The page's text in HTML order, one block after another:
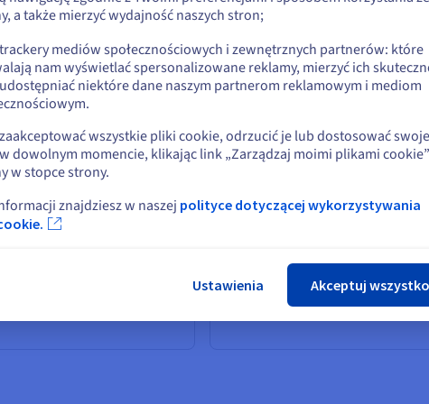
dla nowoczesnego
twarzy. Tasieć
jest
aby
ludzką korę
umożliwiając jej
wykrywanie
krawędzi i cech w
w sposób
co czyni ją idealną
złożonych danych
twarzy.
rozpoznawanie 2D analizuje
standardowe płaskie zdjęcie lub
obraz wideo. Chociaż szybkie,
może być podatne na zmiany
oświetlenia lub kąta. Bardziej
zaawansowane technologie,
Face ID), wykorzystują
rozpoznawanie 3D. Dzięki
zastosowaniu kamer z
projektują podczerwone kropki,
oszukiwaniem przez proste
lub
na bieżącej stronie
Wybierz inną stronę
Zamknij
a także mierzyć wydajność naszych stron;
mediów społecznościowych i zewnętrznych partnerów: które
nam wyświetlać spersonalizowane reklamy, mierzyć ich
niektóre dane naszym partnerom reklamowym i mediom
wszystkie pliki cookie, odrzucić je lub dostosować swoje
dowolnym momencie, klikając link „Zarządzaj moimi plikami cookie”
w stopce strony.
znajdziesz w naszej polityce dotyczącej wykorzystywania
Ustawienia Akceptuj wszystko